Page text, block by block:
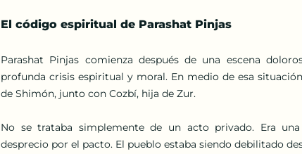
El código espiritual de Parashat Pinjas
Parashat Pinjas comienza después de una escena
profunda crisis espiritual y moral. En medio de esa
de Shimón, junto con Cozbí, hija de Zur.
No se trataba simplemente de un acto privado. Era
desprecio por el pacto. El pueblo estaba siendo debilitado